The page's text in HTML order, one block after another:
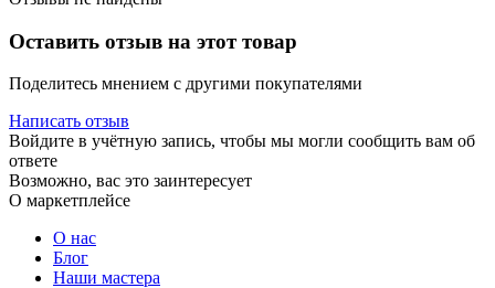
Оставить отзыв на этот товар
Поделитесь мнением с другими покупателями
Написать отзыв
Войдите в учётную запись, чтобы мы могли сообщить вам об
ответе
Возможно, вас это заинтересует
О маркетплейсе
О нас
Блог
Наши мастера